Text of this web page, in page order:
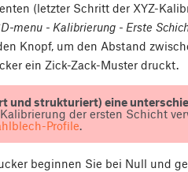
(letzter Schritt der XYZ-
menu - Kalibrierung - Erste
Knopf, um den Abstand
ein Zick-Zack-Muster druckt.
und strukturiert) eine
der ersten Schicht
Profile.
beginnen Sie bei Null und